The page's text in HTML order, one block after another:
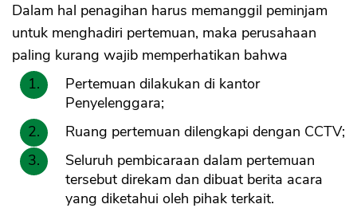
Dalam hal penagihan harus memanggil peminjam
untuk menghadiri pertemuan, maka perusahaan
paling kurang wajib memperhatikan bahwa
Pertemuan dilakukan di kantor
Penyelenggara;
Ruang pertemuan dilengkapi dengan CCTV;
Seluruh pembicaraan dalam pertemuan
tersebut direkam dan dibuat berita acara
yang diketahui oleh pihak terkait.